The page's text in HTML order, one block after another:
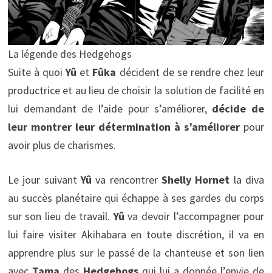
La légende des Hedgehogs
Suite à quoiYû et Fûka décident de se rendre chez leur
productrice et au lieu de choisir la solution de facilité en
lui demandant de l’aide pour s’améliorer, décide de
leur montrer leur détermination à s’améliorer pour
avoir plus de charismes.
Le jour suivantYûva rencontrerShelly Hornet la diva
au succès planétaire qui échappe à ses gardes du corps
sur son lieu de travail.Yûva devoir l’accompagner pour
lui faire visiter Akihabara en toute discrétion, il va en
apprendre plus sur le passé de la chanteuse et son lien